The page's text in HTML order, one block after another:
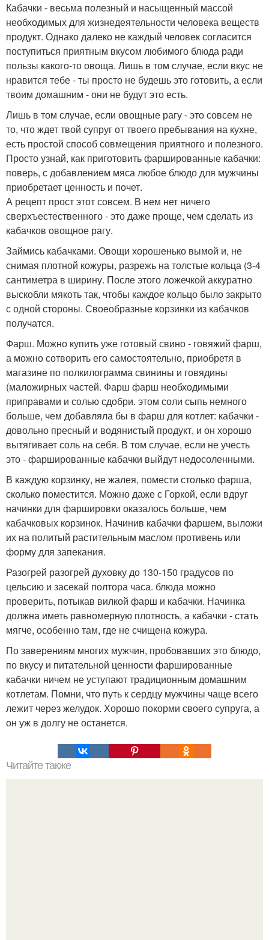
Кабачки - весьма полезный и насыщенный массой
необходимых для жизнедеятельности человека веществ
продукт. Однако далеко не каждый человек согласится
поступиться приятным вкусом любимого блюда ради
пользы какого-то овоща. Лишь в том случае, если вкус не
нравится тебе - ты просто не будешь это готовить, а если
твоим домашним - они не будут это есть.
Лишь в том случае, если овощные рагу - это совсем не
то, что ждет твой супруг от твоего пребывания на кухне,
есть простой способ совмещения приятного и полезного.
Просто узнай, как приготовить фаршированные кабачки:
поверь, с добавлением мяса любое блюдо для мужчины
приобретает ценность и почет.
А рецепт прост этот совсем. В нем нет ничего
сверхъестественного - это даже проще, чем сделать из
кабачков овощное рагу.
Займись кабачками. Овощи хорошенько вымой и, не
снимая плотной кожуры, разрежь на толстые кольца (3-4
сантиметра в ширину. После этого ложечкой аккуратно
выскобли мякоть так, чтобы каждое кольцо было закрыто
с одной стороны. Своеобразные корзинки из кабачков
получатся.
Фарш. Можно купить уже готовый свино - говяжий фарш,
а можно сотворить его самостоятельно, приобретя в
магазине по полкилограмма свинины и говядины
(маложирных частей. Фарш фарш необходимыми
приправами и солью сдобри. этом соли сыпь немного
больше, чем добавляла бы в фарш для котлет: кабачки -
довольно пресный и водянистый продукт, и он хорошо
вытягивает соль на себя. В том случае, если не учесть
это - фаршированные кабачки выйдут недосоленными.
В каждую корзинку, не жалея, помести столько фарша,
сколько поместится. Можно даже с Горкой, если вдруг
начинки для фаршировки оказалось больше, чем
кабачковых корзинок. Начинив кабачки фаршем, выложи
их на политый растительным маслом противень или
форму для запекания.
Разогрей разогрей духовку до 130-150 градусов по
цельсию и засекай полтора часа. блюда можно
проверить, потыкав вилкой фарш и кабачки. Начинка
должна иметь равномерную плотность, а кабачки - стать
мягче, особенно там, где не счищена кожура.
По заверениям многих мужчин, пробовавших это блюдо,
по вкусу и питательной ценности фаршированные
кабачки ничем не уступают традиционным домашним
котлетам. Помни, что путь к сердцу мужчины чаще всего
лежит через желудок. Хорошо покорми своего супруга, а
он уж в долгу не останется.
Читайте также